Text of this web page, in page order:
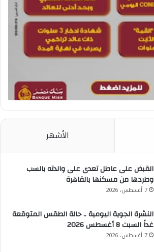
الأشهر
القبض على عاطل تعدى على والدته بالسب
وطردها من مسكنها بالقاهرة
7 أغسطس، 2026
النشرة الجوية اليومية .. حالة الطقس المتوقعة
غداً السبت 8 أغسطس 2026
7 أغسطس، 2026